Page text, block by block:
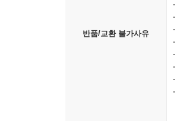
반품/교환 불가사유